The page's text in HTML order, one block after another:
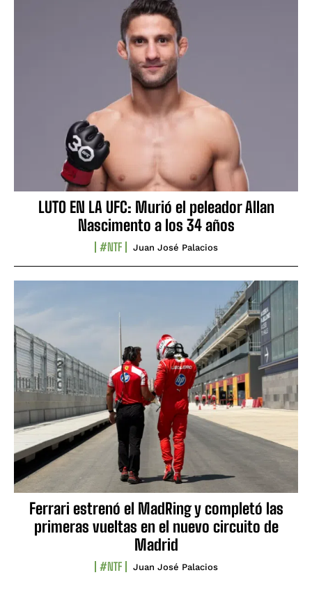
LUTO EN LA UFC: Murió el peleador Allan
Nascimento a los 34 años
#NTF Juan José Palacios
Ferrari estrenó el MadRing y completó las
primeras vueltas en el nuevo circuito de
Madrid
#NTF Juan José Palacios